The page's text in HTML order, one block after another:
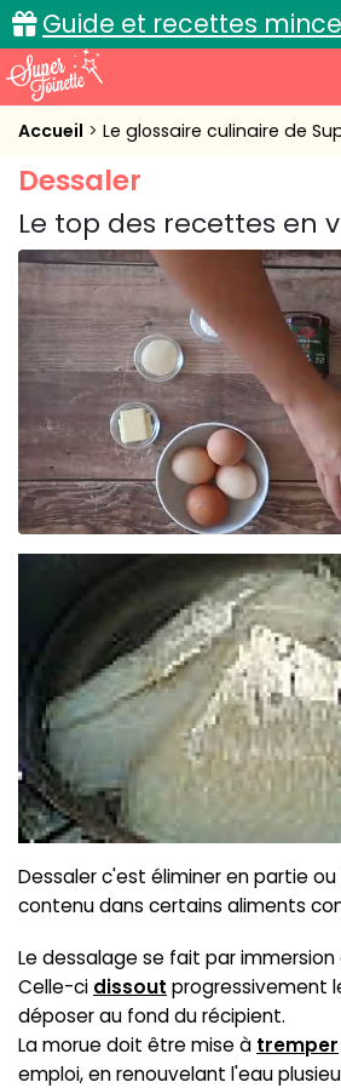
Guide et recettes
Accueil
Recettes de cuisine
Cuisine pratique
L'actu cuisine
Connexion
Accueil Le glossaire culinaire de
Dessaler
Le top des recettes en
Dessaler c'est éliminer en partie
contenu dans certains aliments
Le dessalage se fait par immersion
Celle-ci dissout progressivement
déposer au fond du récipient.
La morue doit être mise à tremper
emploi, en renouvelant l'eau